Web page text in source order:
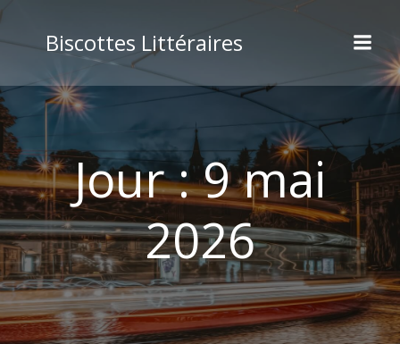
au
contenu
Biscottes Littéraires
Jour :9 mai
2026